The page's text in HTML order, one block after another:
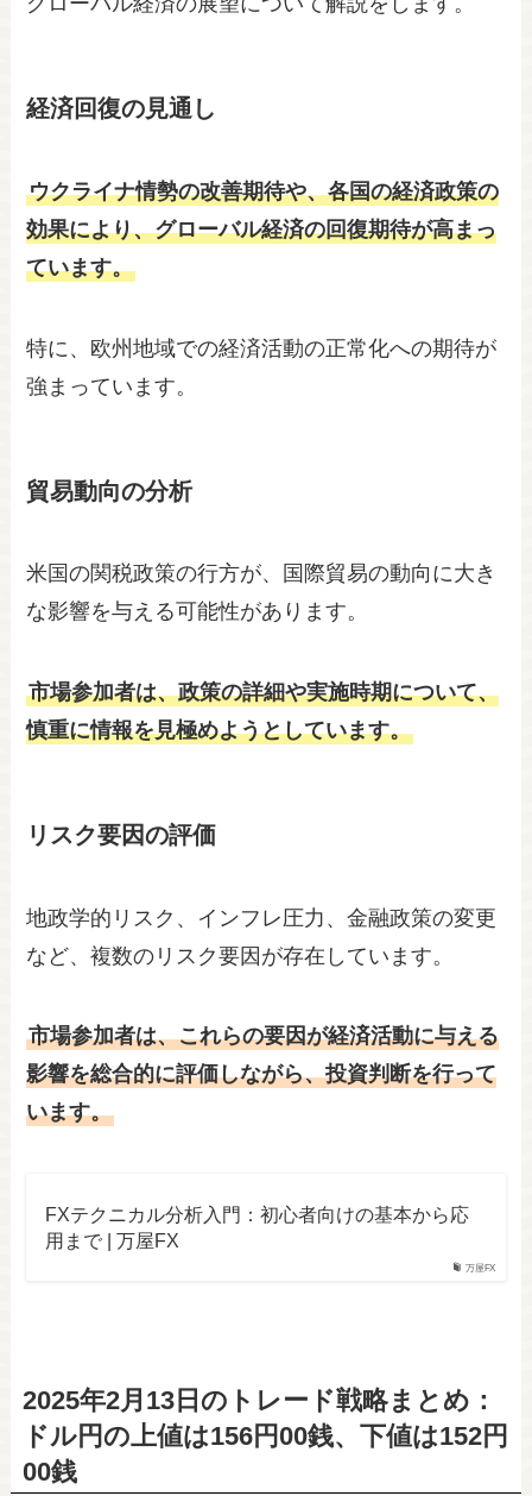
経済回復の見通し
ウクライナ情勢の改善期待や、各国の経済政策の
効果により、グローバル経済の回復期待が高まっ
ています。
特に、欧州地域での経済活動の正常化への期待が
強まっています。
貿易動向の分析
米国の関税政策の行方が、国際貿易の動向に大き
な影響を与える可能性があります。
市場参加者は、政策の詳細や実施時期について、
慎重に情報を見極めようとしています。
リスク要因の評価
地政学的リスク、インフレ圧力、金融政策の変更
など、複数のリスク要因が存在しています。
市場参加者は、これらの要因が経済活動に与える
影響を総合的に評価しながら、投資判断を行って
います。​​​​​​​​​​​​​​​​
万屋FX
FXテクニカル分析入門：初心者向けの基本から応
用まで | 万屋FX
2025年2月13日のトレード戦略まとめ：
ドル円の上値は156円00銭、下値は152円
00銭